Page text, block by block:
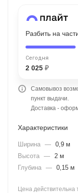
Разбить на
Сегодня
2 025 ₽
Самовывоз
пункт выдачи.
Доставка -
Характеристики
Ширина — 0,9 м
Высота — 2 м
Глубина — 0,15 м
Цена действительна
недели